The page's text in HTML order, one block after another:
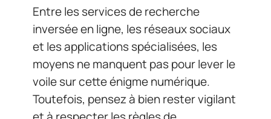
Entre les services de recherche
inversée en ligne, les réseaux sociaux
et les applications spécialisées, les
moyens ne manquent pas pour lever le
voile sur cette énigme numérique.
Toutefois, pensez à bien rester vigilant